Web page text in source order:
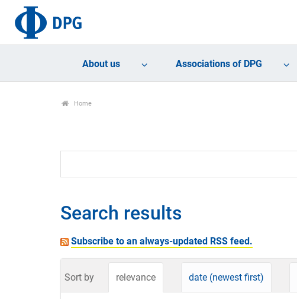
About us Associations of DPG
Home
Search results
Subscribe to an always-updated RSS feed.
Sort by relevance date (newest first)